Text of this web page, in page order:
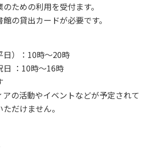
ための利⽤を受付ます。
の貸出カードが必要です。
⽇）：10時～20時
：10時～16時
アの活動やイベントなどが予定されて
だけません。